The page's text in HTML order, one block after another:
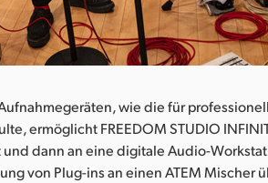
wie die für
ermöglicht FREEDOM STUDIO
dann an eine digitale Audio-
von Plug-ins an einen ATEM Mischer